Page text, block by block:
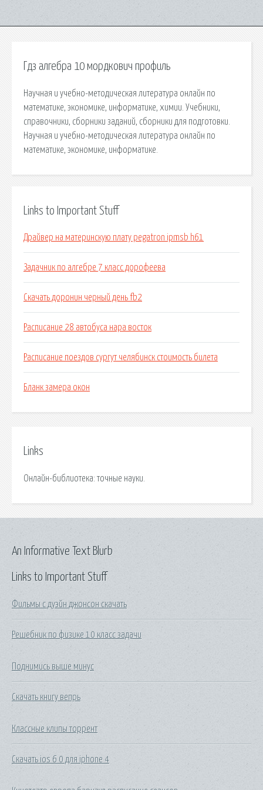
Гдз алгебра 10 мордкович профиль
Научная и учебно-методическая литература онлайн по
математике, экономике, информатике, химии. Учебники,
справочники, сборники заданий, сборники для подготовки.
Научная и учебно-методическая литература онлайн по
математике, экономике, информатике.
Links to Important Stuff
Драйвер на материнскую плату pegatron ipmsb h61
Задачник по алгебре 7 класс дорофеева
Скачать доронин черный день fb2
Расписание 28 автобуса нара восток
Расписание поездов сургут челябинск стоимость билета
Бланк замера окон
Links
Онлайн-библиотека: точные науки.
Links to Important Stuff
Фильмы с дуэйн джонсон скачать
Решебник по физике 10 класс задачи
Поднимись выше минус
Скачать книгу вепрь
Классные клипы торрент
Скачать ios 6 0 для iphone 4
An Informative Text Blurb